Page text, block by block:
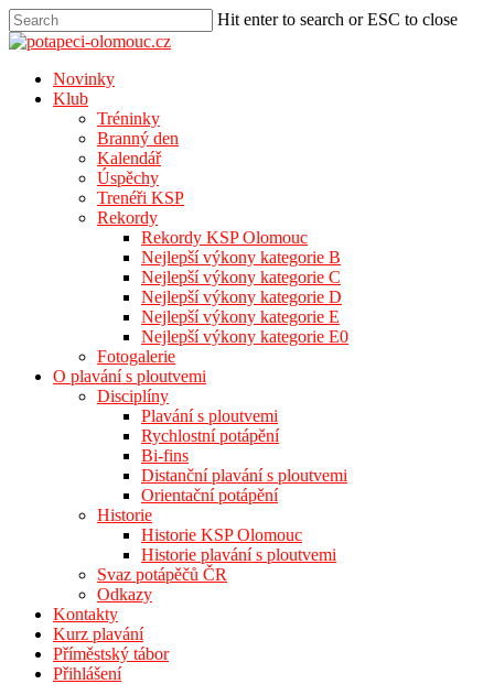
Hit enter to search or ESC to close
Novinky
Klub
Tréninky
Branný den
Kalendář
Úspěchy
Trenéři KSP
Rekordy
Rekordy KSP Olomouc
Nejlepší výkony kategorie B
Nejlepší výkony kategorie C
Nejlepší výkony kategorie D
Nejlepší výkony kategorie E
Nejlepší výkony kategorie E0
Fotogalerie
O plavání s ploutvemi
Disciplíny
Plavání s ploutvemi
Rychlostní potápění
Bi-fins
Distanční plavání s ploutvemi
Orientační potápění
Historie
Historie KSP Olomouc
Historie plavání s ploutvemi
Svaz potápěčů ČR
Odkazy
Kontakty
Kurz plavání
Příměstský tábor
Přihlášení